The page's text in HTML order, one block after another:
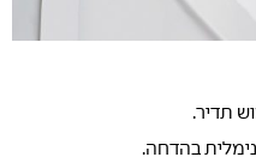
תדיר.
בהדחה.